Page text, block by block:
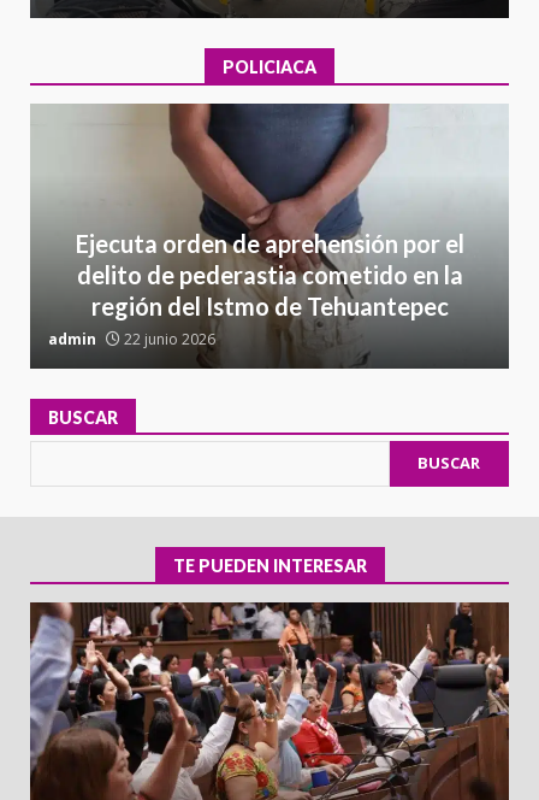
POLICIACA
Ejecuta orden de aprehensión por el
delito de pederastia cometido en la
región del Istmo de Tehuantepec
admin 22 junio 2026
BUSCAR
BUSCAR
TE PUEDEN INTERESAR